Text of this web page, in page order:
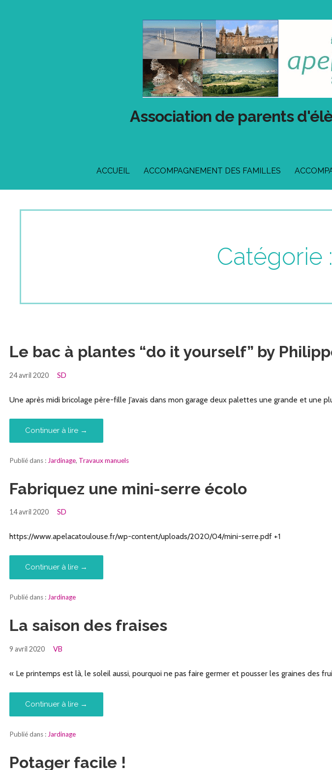
Association de parents
ACCUEIL ACCOMPAGNEMENT DES FAMILLES
Catégorie
Le bac à plantes “do it yourself” by
24 avril 2020 SD
Une après midi bricolage père-fille J’avais dans mon garage deux palettes une grande et une
Continuer à lire →
Publié dans : Jardinage, Travaux manuels
Fabriquez une mini-serre écolo
14 avril 2020 SD
https://www.apelacatoulouse.fr/wp-content/uploads/2020/04/mini-serre.pdf +1
Continuer à lire →
Publié dans :Jardinage
La saison des fraises
9 avril 2020 VB
« Le printemps est là, le soleil aussi, pourquoi ne pas faire germer et pousser les graines des
Continuer à lire →
Publié dans :Jardinage
Potager facile !